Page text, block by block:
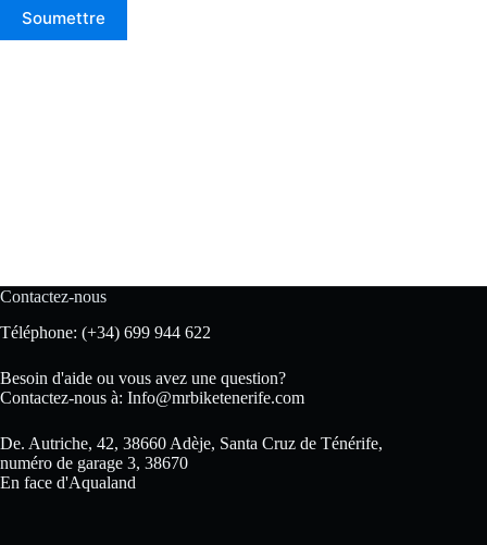
Soumettre
Contactez-nous
Téléphone: (+34) 699 944 622
Besoin d'aide ou vous avez une question?
Contactez-nous à: Info@mrbiketenerife.com
De. Autriche, 42, 38660 Adèje, Santa Cruz de Ténérife,
numéro de garage 3, 38670
En face d'Aqualand